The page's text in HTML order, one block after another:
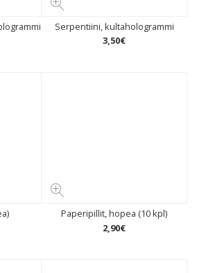
Serpentiini, kultahologrammi
3,50€
Paperipillit, hopea (10 kpl)
2,90€